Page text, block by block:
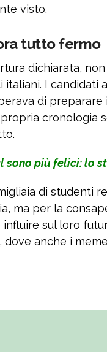
visto.
tutto fermo
dichiarata,
I candidati
di preparare
cronologia
sono più felici: lo
di studenti
ma per la
sul loro
dove anche i meme